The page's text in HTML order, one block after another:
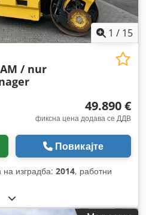
1 / 15
AM / nur
49.890 €
фиксна цена додава се ДДВ
Повикајте
на изградба: 2014, работни